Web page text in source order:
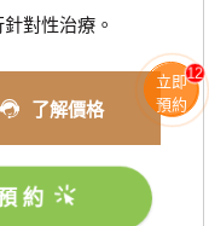
針對性治療。
了解價格
約
立即
預約
12